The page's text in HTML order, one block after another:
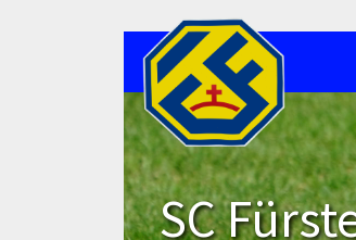
SC